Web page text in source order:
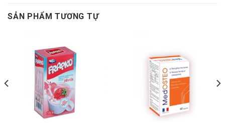
SẢN PHẨM TƯƠNG TỰ